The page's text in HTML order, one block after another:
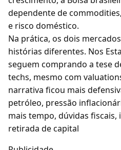
dependente de
e risco doméstico.
Na prática, os dois
histórias diferentes. Nos
seguem comprando a tese
techs, mesmo com
narrativa ficou mais
petróleo, pressão
mais tempo, dúvidas
retirada de capital